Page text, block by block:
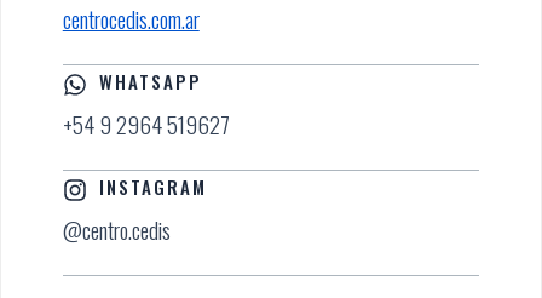
centrocedis.com.ar
WHATSAPP
+54 9 2964 519627
INSTAGRAM
@centro.cedis